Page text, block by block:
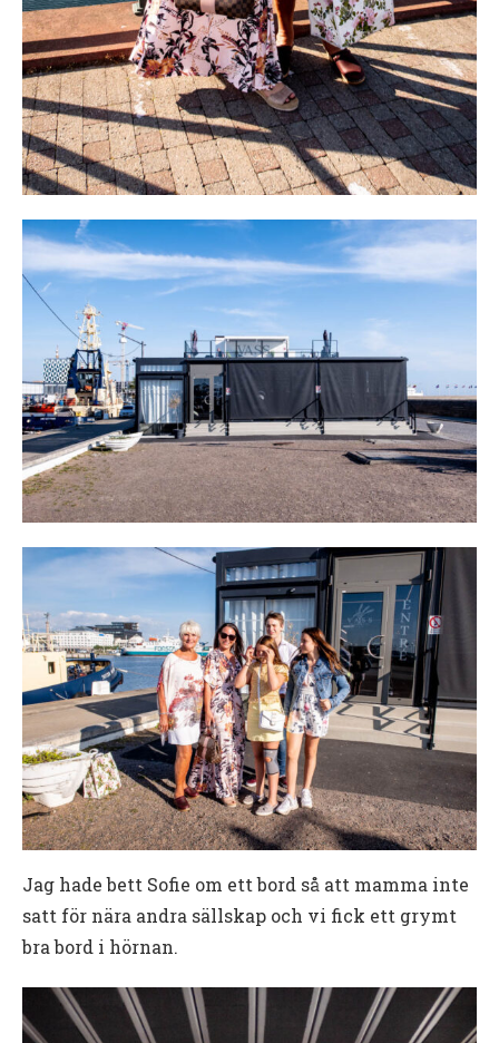
Jag hade bett Sofie om ett bord så att mamma inte
satt för nära andra sällskap och vi fick ett grymt
bra bord i hörnan.